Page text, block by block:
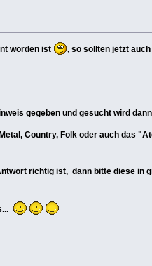
worden ist , so sollten jetzt
gegeben und gesucht wird
Country, Folk oder auch das
richtig ist, dann bitte diese